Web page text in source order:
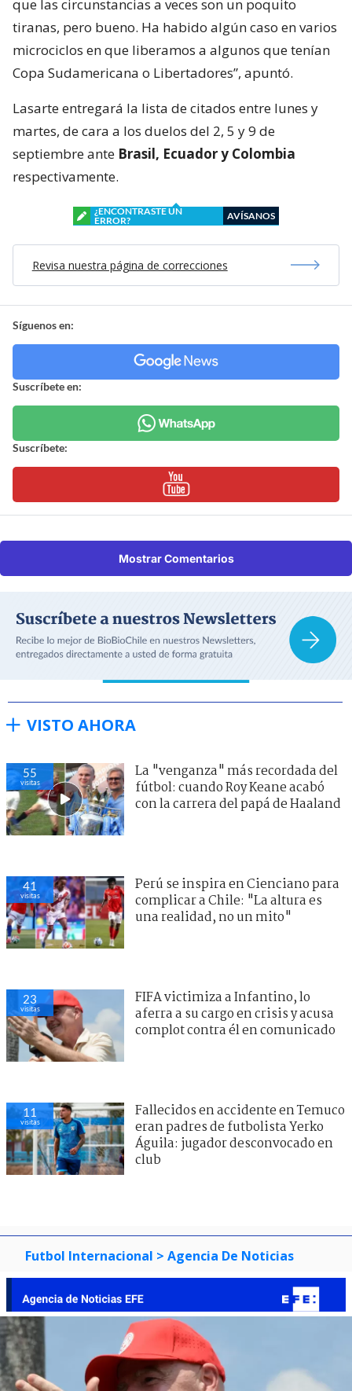
que las circunstancias a veces son un poquito
tiranas, pero bueno. Ha habido algún caso en varios
microciclos en que liberamos a algunos que tenían
Copa Sudamericana o Libertadores”, apuntó.
Lasarte entregará la lista de citados entre lunes y
martes, de cara a los duelos del 2, 5 y 9 de
septiembre ante Brasil, Ecuador y Colombia
respectivamente.
¿ENCONTRASTE UN
ERROR?
AVÍSANOS
Revisa nuestra página de correcciones
Síguenos en:
Suscríbete en:
Suscríbete:
Mostrar Comentarios
VISTO AHORA
55
visitas
La "venganza" más recordada del
fútbol: cuando Roy Keane acabó
con la carrera del papá de Haaland
40
visitas
Perú se inspira en Cienciano para
complicar a Chile: "La altura es
una realidad, no un mito"
22
visitas
FIFA victimiza a Infantino, lo
aferra a su cargo en crisis y acusa
complot contra él en comunicado
13
visitas
Fallecidos en accidente en Temuco
eran padres de futbolista Yerko
Águila: jugador desconvocado en
club
Futbol Internacional > Agencia De Noticias